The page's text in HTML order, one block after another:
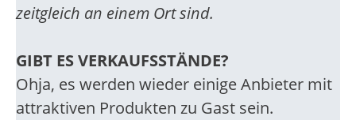
zeitgleich an einem Ort sind.
GIBT ES VERKAUFSSTÄNDE?
Ohja, es werden wieder einige Anbieter mit
attraktiven Produkten zu Gast sein.